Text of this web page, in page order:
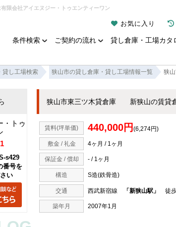
限会社アイエヌジー・トゥエンティーワン
お気に入り
条件検索 ご契約の流れ 貸し倉庫・工場カタ
貸し工場検索 狭山市の貸し倉庫・貸し工場情報一覧 狭
狭山市東三ツ木貸倉庫 新狭山の賃貸
賃料(坪単価) 440,000円 (6,274円)
敷金 / 礼金 4ヶ月 / 1ヶ月
保証金 / 償却 - / 1ヶ月
構造 S造(鉄骨造)
交通 西武新宿線 「新狭山駅」 徒
築年月 2007年1月
・トゥ
s429
番号を
い